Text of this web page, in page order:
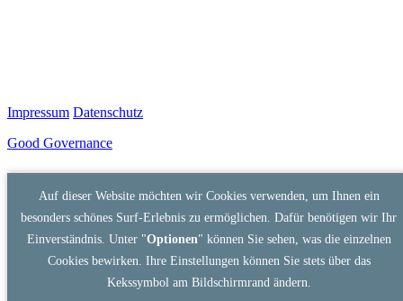
Impressum Datenschutz
Good Governance
Auf dieser Website möchten wir Cookies verwenden, um Ihnen ein
besonders schönes Surf-Erlebnis zu ermöglichen. Dafür benötigen wir Ihr
Einverständnis. Unter "Optionen" können Sie sehen, was die einzelnen
Cookies bewirken. Ihre Einstellungen können Sie stets über das
Kekssymbol am Bildschirmrand ändern.